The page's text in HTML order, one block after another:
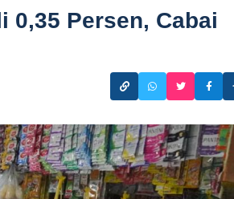
0,35 Persen, Cabai